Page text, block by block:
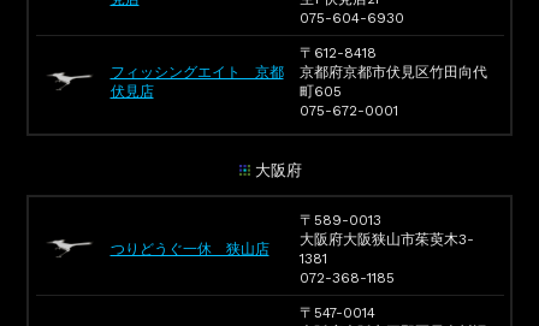
075-604-6930
フィッシングエイト 京都
伏見店
〒612-8418
京都府京都市伏見区竹田向代
町605
075-672-0001
大阪府
つりどうぐ一休 狭山店
〒589-0013
大阪府大阪狭山市茱萸木3-
1381
072-368-1185
〒547-0014